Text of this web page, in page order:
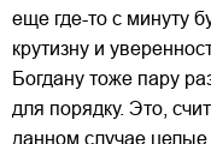
еще где-то с минуту
крутизну и
Богдану тоже пару
для порядку. Это,
данном случае целые